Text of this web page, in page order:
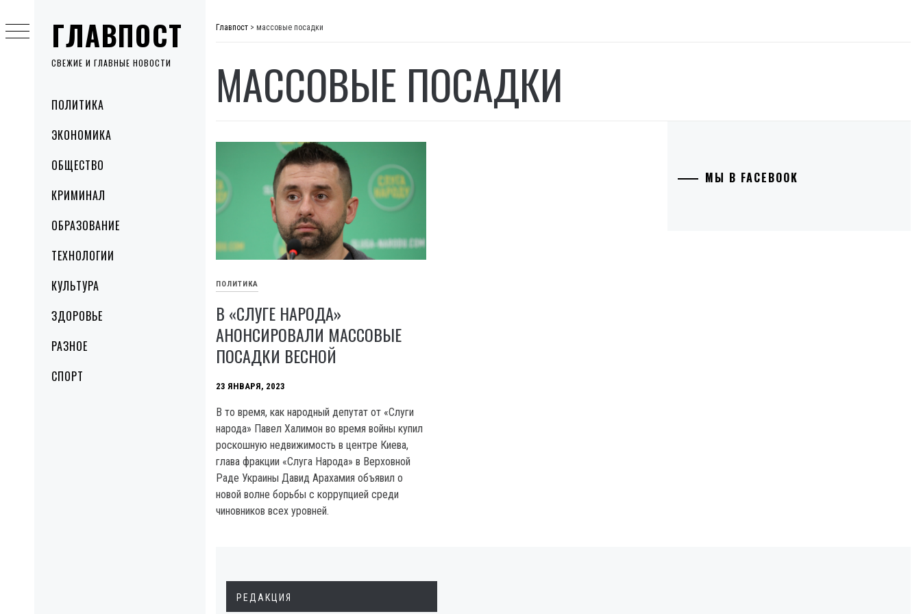
ГЛАВПОСТ
СВЕЖИЕ И ГЛАВНЫЕ НОВОСТИ
MenuПОЛИТИКА
ЭКОНОМИКА
ОБЩЕСТВО
КРИМИНАЛ
ОБРАЗОВАНИЕ
ТЕХНОЛОГИИ
КУЛЬТУРА
ЗДОРОВЬЕ
РАЗНОЕ
СПОРТ
to
content
Главпост > массовые посадки
МАССОВЫЕ ПОСАДКИ
ПОЛИТИКА
В «СЛУГЕ НАРОДА»
АНОНСИРОВАЛИ МАССОВЫЕ
ПОСАДКИ ВЕСНОЙ
23 ЯНВАРЯ, 2023
В то время, как народный депутат от «Слуги
народа» Павел Халимон во время войны купил
роскошную недвижимость в центре Киева,
глава фракции «Слуга Народа» в Верховной
Раде Украины Давид Арахамия объявил о
новой волне борьбы с коррупцией среди
чиновников всех уровней.
МЫ В FACEBOOK
РЕДАКЦИЯ